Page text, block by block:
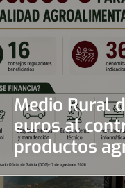
Medio Rural
euros al
productos
gallegos